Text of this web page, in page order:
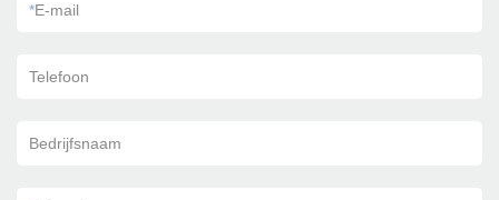
*E-mail
Telefoon
Bedrijfsnaam